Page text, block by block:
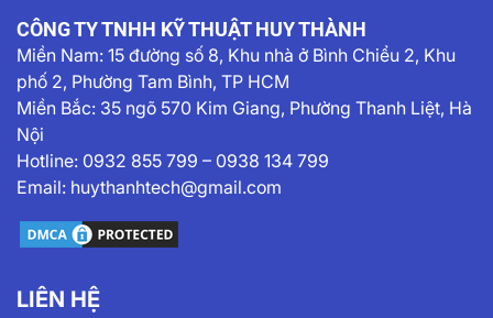
CÔNG TY TNHH KỸ THUẬT HUY THÀNH
Miền Nam: 15 đường số 8, Khu nhà ở Bình Chiểu 2, Khu
phố 2, Phường Tam Bình, TP HCM
Miền Bắc: 35 ngõ 570 Kim Giang, Phường Thanh Liệt, Hà
Nội
Hotline: 0932 855 799 – 0938 134 799
Email: huythanhtech@gmail.com
LIÊN HỆ